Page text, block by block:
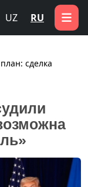
UZ RU
сделка